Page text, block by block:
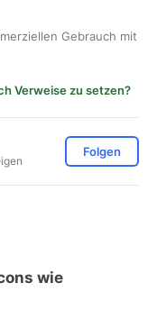
Gebrauch mit
Verweise zu setzen?
Folgen
wie